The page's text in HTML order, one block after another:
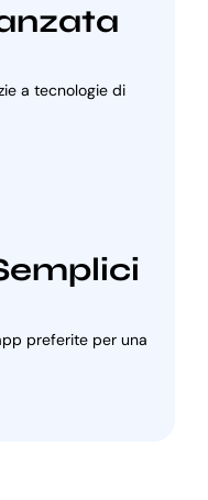
a tecnologie di
preferite per una